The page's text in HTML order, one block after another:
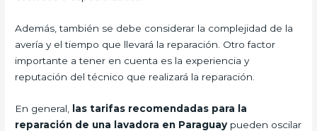
Además, también se debe considerar la complejidad de la
avería y el tiempo que llevará la reparación. Otro factor
importante a tener en cuenta es la experiencia y
reputación del técnico que realizará la reparación.
En general,
las tarifas recomendadas para la
reparación de una lavadora en Paraguay pueden oscilar